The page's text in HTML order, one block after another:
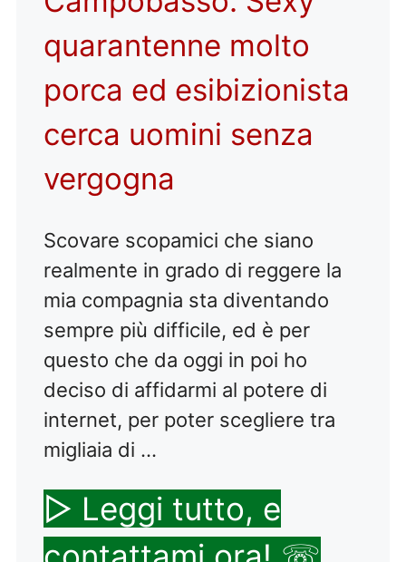
quarantenne molto
porca ed esibizionista
cerca uomini senza
vergogna
Scovare scopamici che siano
realmente in grado di reggere la
mia compagnia sta diventando
sempre più difficile, ed è per
questo che da oggi in poi ho
deciso di affidarmi al potere di
internet, per poter scegliere tra
migliaia di …
▷ Leggi tutto, e